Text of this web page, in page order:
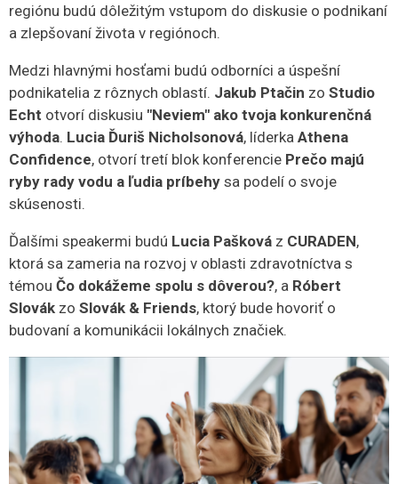
regiónu budú dôležitým vstupom do diskusie o podnikaní
a zlepšovaní života v regiónoch.
Medzi hlavnými hosťami budú odborníci a úspešní
podnikatelia z rôznych oblastí. Jakub Ptačin zo Studio
Echt otvorí diskusiu "Neviem" ako tvoja konkurenčná
výhoda. Lucia Ďuriš Nicholsonová, líderka Athena
Confidence, otvorí tretí blok konferencie Prečo majú
ryby rady vodu a ľudia príbehy sa podelí o svoje
skúsenosti.
Ďalšími speakermi budú Lucia Pašková z CURADEN,
ktorá sa zameria na rozvoj v oblasti zdravotníctva s
témou Čo dokážeme spolu s dôverou?, a Róbert
Slovák zo Slovák & Friends, ktorý bude hovoriť o
budovaní a komunikácii lokálnych značiek.